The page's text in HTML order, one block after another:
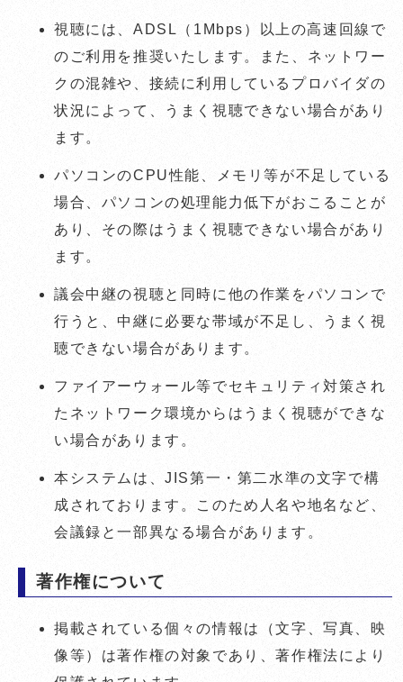
視聴には、ADSL（1Mbps）以上の高速回線で
のご利用を推奨いたします。また、ネットワー
クの混雑や、接続に利用しているプロバイダの
状況によって、うまく視聴できない場合があり
ます。
パソコンのCPU性能、メモリ等が不足している
場合、パソコンの処理能力低下がおこることが
あり、その際はうまく視聴できない場合があり
ます。
議会中継の視聴と同時に他の作業をパソコンで
行うと、中継に必要な帯域が不足し、うまく視
聴できない場合があります。
ファイアーウォール等でセキュリティ対策され
たネットワーク環境からはうまく視聴ができな
い場合があります。
本システムは、JIS第一・第二水準の文字で構
成されております。このため人名や地名など、
会議録と一部異なる場合があります。
著作権について
掲載されている個々の情報は（文字、写真、映
像等）は著作権の対象であり、著作権法により